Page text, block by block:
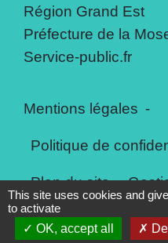
Région Grand Est
Préfecture de la
Service-public.fr
Mentions légales -
Politique de
Plan du site -
Site créé en
This site uses cookies and
to activate
OK, accept all